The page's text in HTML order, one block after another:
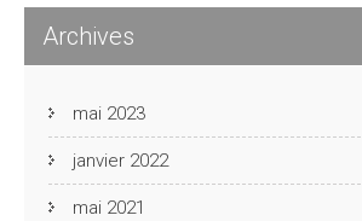
Archives
mai 2023
janvier 2022
mai 2021